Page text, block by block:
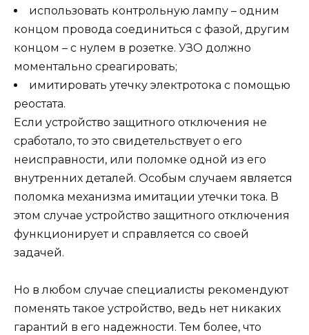
использовать контрольную лампу – одним
концом провода соединиться с фазой, другим
концом – с нулем в розетке. УЗО должно
моментально среагировать;
имитировать утечку электротока с помощью
реостата.
Если устройство защитного отключения не
сработало, то это свидетельствует о его
неисправности, или поломке одной из его
внутренних деталей. Особым случаем является
поломка механизма имитации утечки тока. В
этом случае устройство защитного отключения
функционирует и справляется со своей
задачей.
Но в любом случае специалисты рекомендуют
поменять такое устройство, ведь нет никаких
гарантий в его надежности. Тем более, что